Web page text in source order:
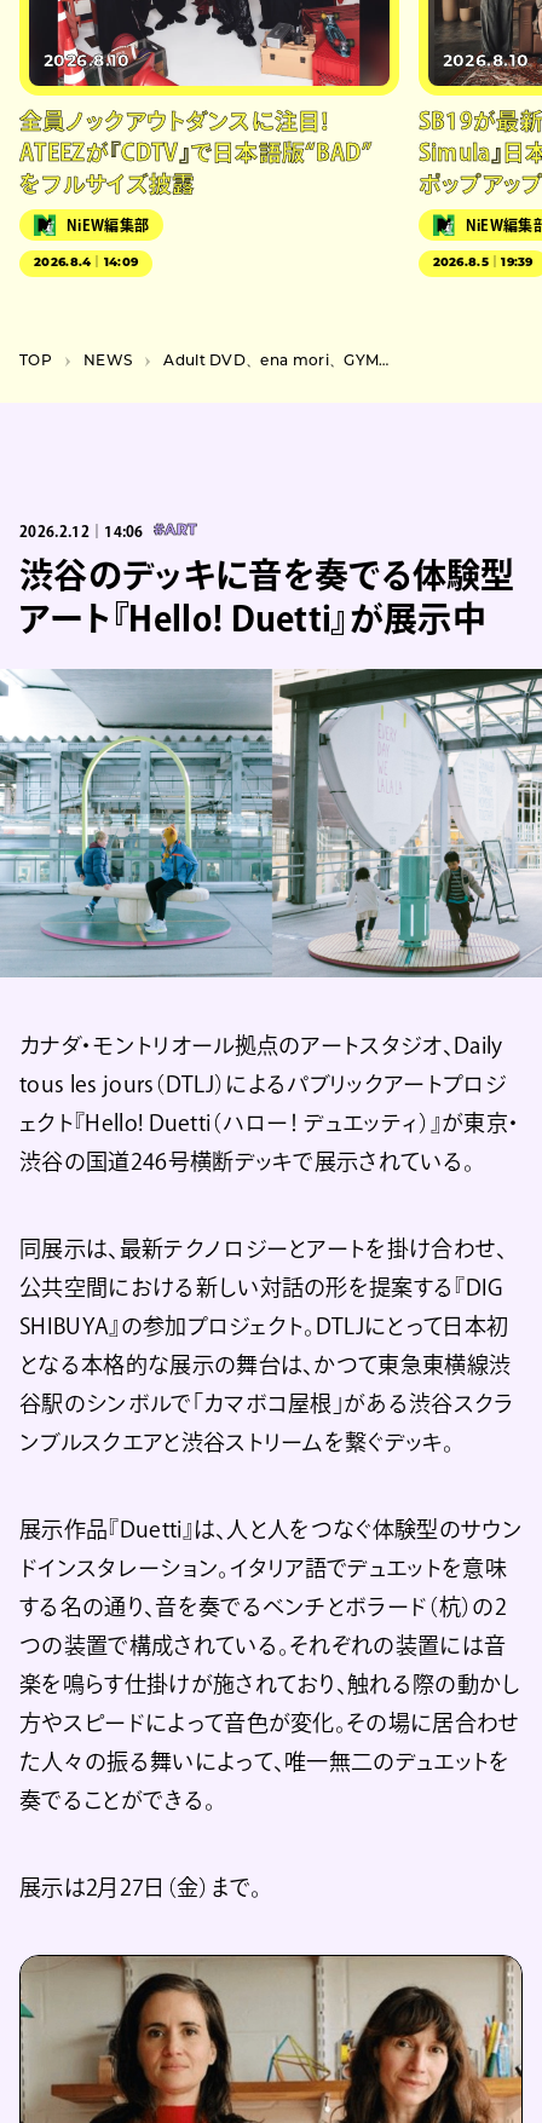
2026.8.10
全員ノックアウトダンスに注目！
ATEEZが『CDTV』で日本語版“BAD”
をフルサイズ披露
NiEW編集部
2026.8.4｜14:09
2026.8.10
SB19が最
Simula』日
ポップアッ
NiEW編集
2026.8.5｜19:39
TOP NEWS Adult DVD、ena mori、GYMVらが出演するショーケースイベントが渋谷で開催
2026.2.12｜14:06 #ART
渋谷のデッキに音を奏でる体験型
アート『Hello! Duetti』が展示中
カナダ・モントリオール拠点のアートスタジオ、Daily
tous les jours（DTLJ）によるパブリックアートプロジ
ェクト『Hello! Duetti（ハロー！ デュエッティ）』が東京・
渋谷の国道246号横断デッキで展示されている。
同展示は、最新テクノロジーとアートを掛け合わせ、
公共空間における新しい対話の形を提案する『DIG
SHIBUYA』の参加プロジェクト。DTLJにとって日本初
となる本格的な展示の舞台は、かつて東急東横線渋
谷駅のシンボルで「カマボコ屋根」がある渋谷スクラ
ンブルスクエアと渋谷ストリームを繋ぐデッキ。
展示作品『Duetti』は、人と人をつなぐ体験型のサウン
ドインスタレーション。イタリア語でデュエットを意味
する名の通り、音を奏でるベンチとボラード（杭）の2
つの装置で構成されている。それぞれの装置には音
楽を鳴らす仕掛けが施されており、触れる際の動かし
方やスピードによって音色が変化。その場に居合わせ
た人々の振る舞いによって、唯一無二のデュエットを
奏でることができる。
展示は2月27日（金）まで。